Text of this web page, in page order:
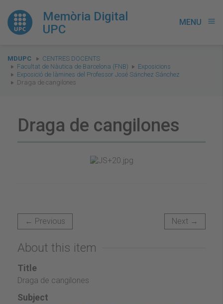
Memòria Digital
UPC
MENU menu
You
are
here:
MDUPC
CENTRES DOCENTS
Facultat de Nàutica de Barcelona (FNB)
Exposicions
Exposició de làmines del Professor José Sánchez Sánchez
Draga de cangilones
Draga de cangilones
← Previous Next →
About this item
Title
Draga de cangilones
Subject